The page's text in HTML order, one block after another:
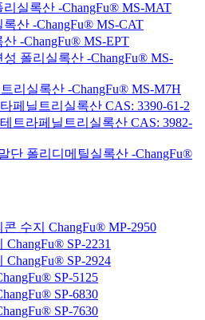
실록산 -ChangFu® MS-MAT
산 -ChangFu® MS-CAT
-ChangFu® MS-EPT
폴리실록산 -ChangFu® MS-
리실록산 -ChangFu® MS-M7H
페닐트리실록산 CAS: 3390-61-2
트라페닐트리실록산 CAS: 3982-
단 폴리디메틸실록산 -ChangFu®
수지 ChangFu® MP-2950
SP-2231
SP-2924
SP-5125
SP-6830
SP-7630